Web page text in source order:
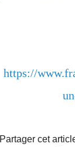
https://
Partager cet